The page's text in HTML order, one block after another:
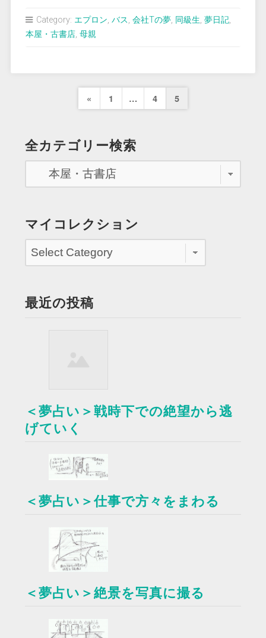
占
い
店
員
の
照
な
が
す”
Category: エプロン, バス, 会社Tの夢, 同級生, 夢日記,
本屋・古書店, 母親
投
の
ペ
ー
送
り
Previous
« 1 … 4 5
全カテゴリー検索
マイコレクション
最近の投稿
＜夢占い＞戦時下での絶望から逃
げていく
＜夢占い＞仕事で方々をまわる
＜夢占い＞絶景を写真に撮る